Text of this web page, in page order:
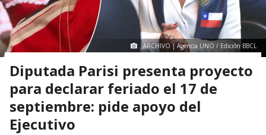
ARCHIVO | Agencia UNO / Edición BBCL
Diputada Parisi presenta proyecto
para declarar feriado el 17 de
septiembre: pide apoyo del
Ejecutivo